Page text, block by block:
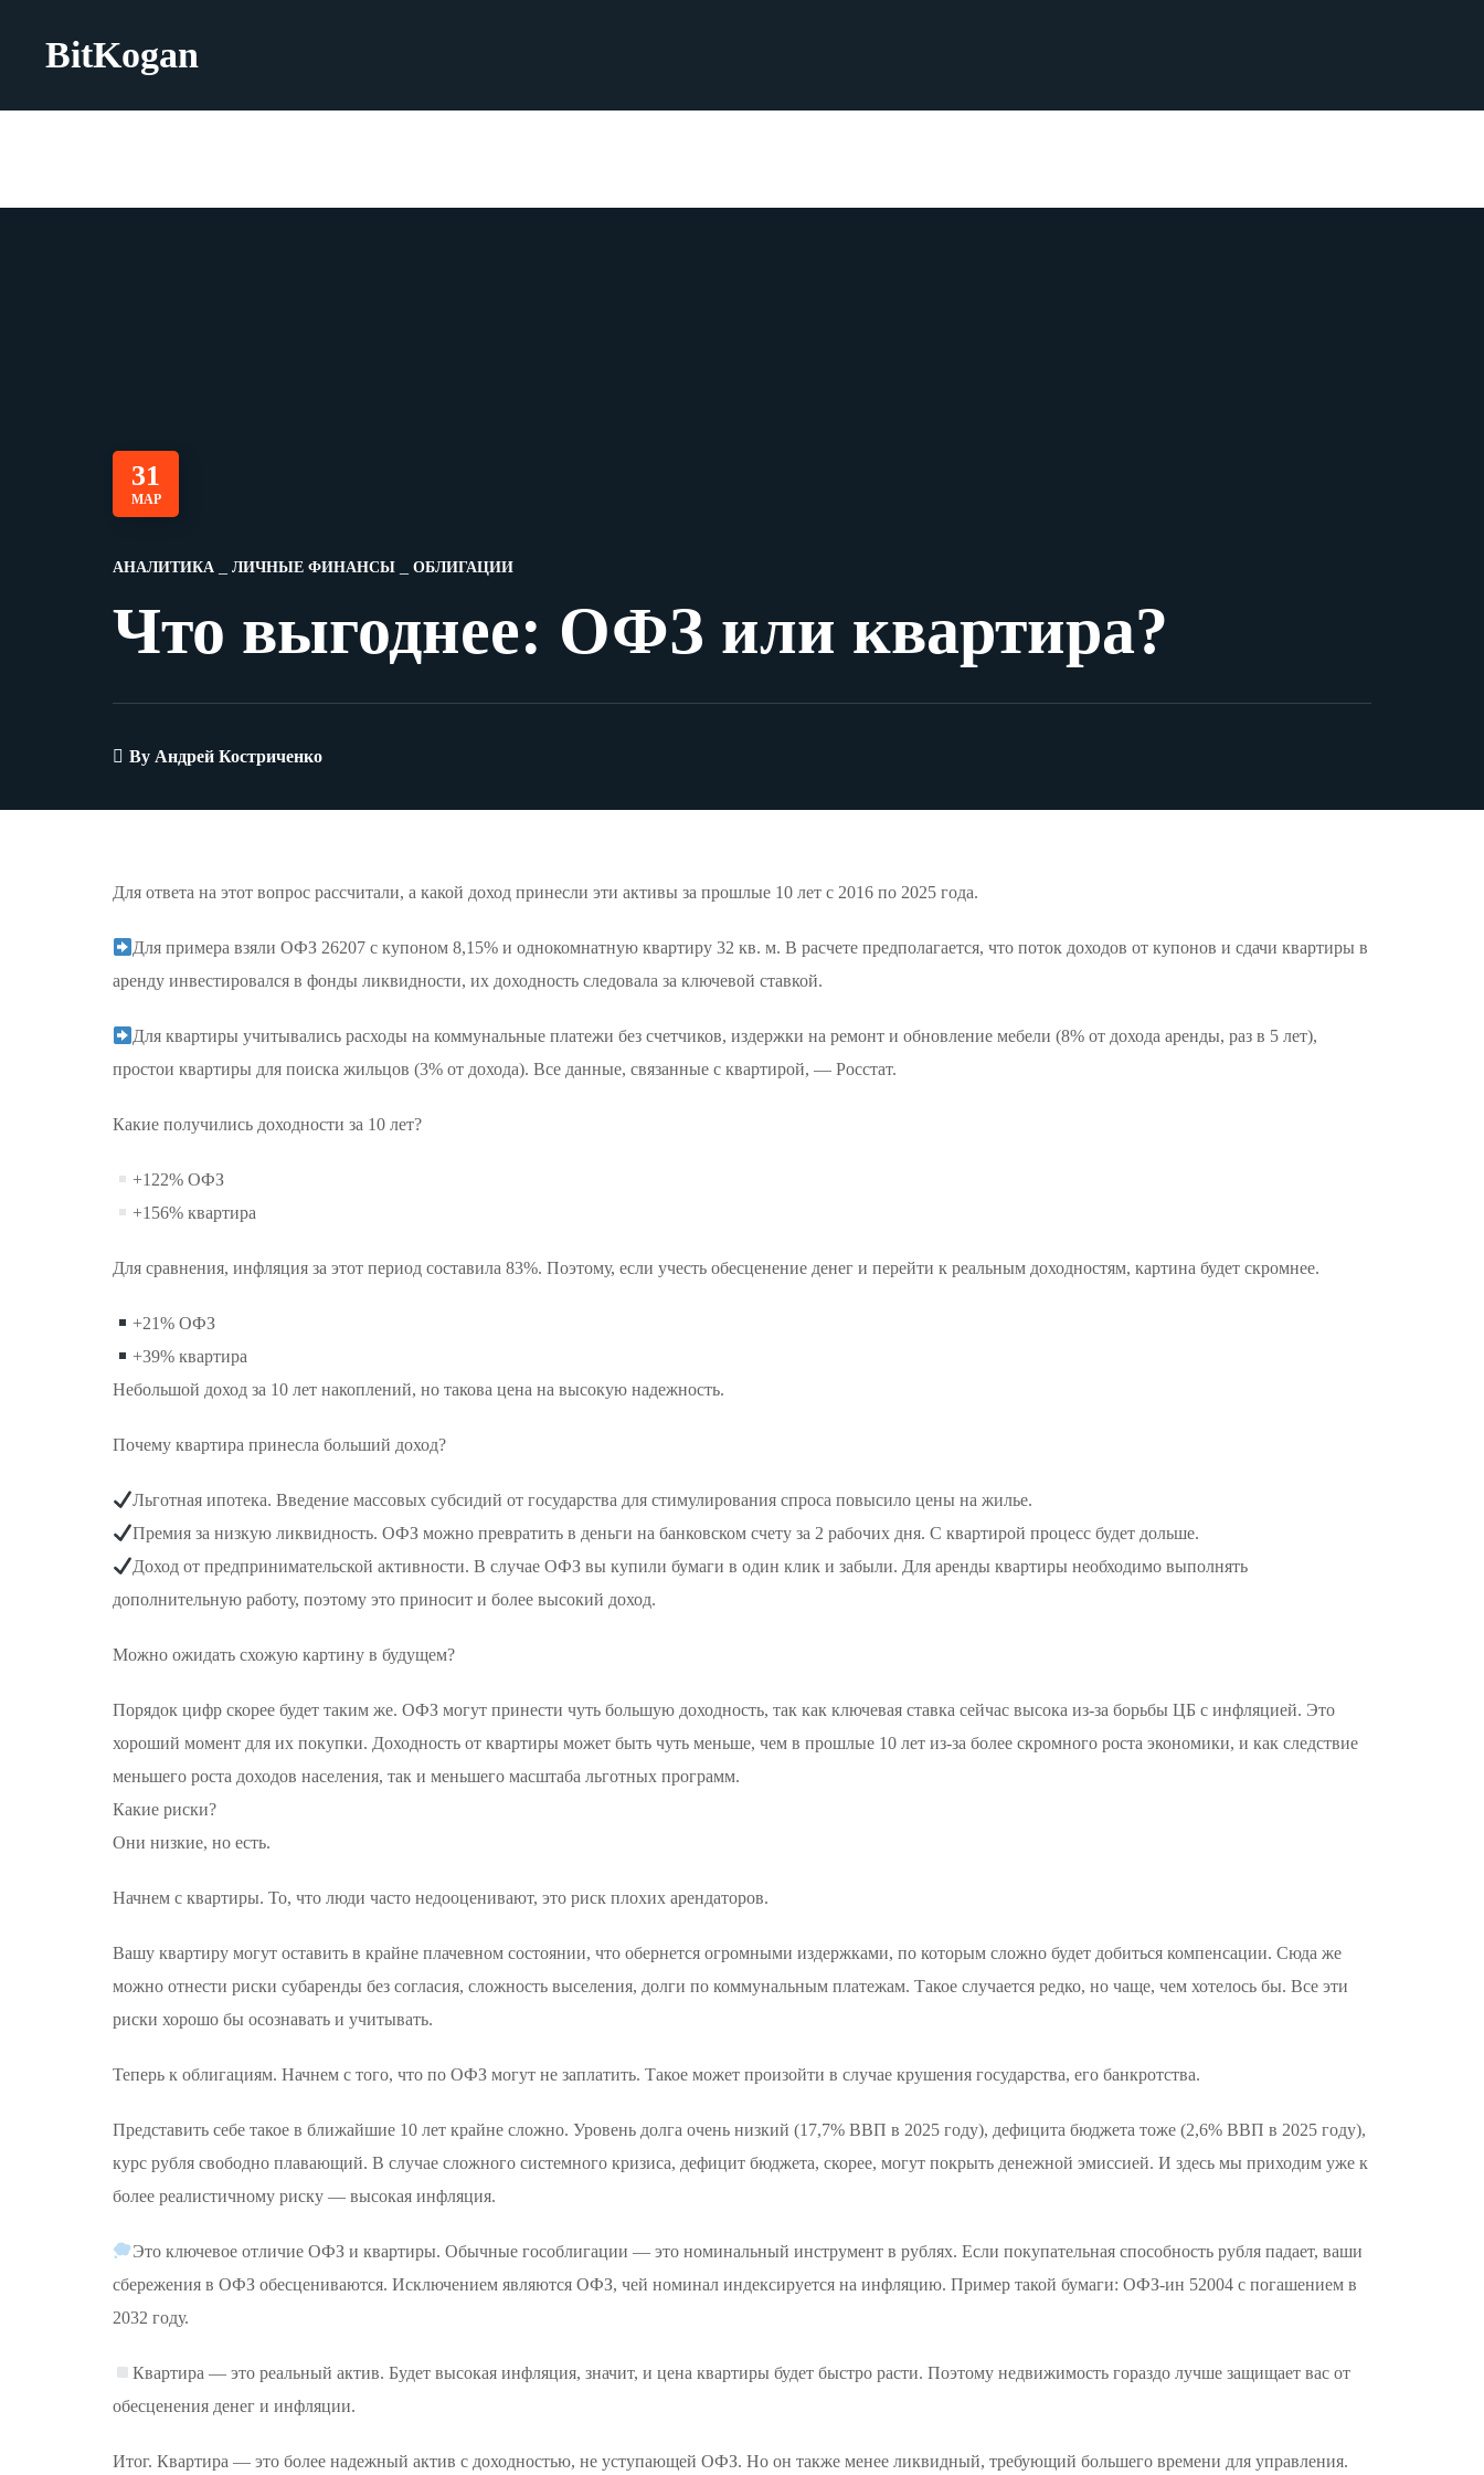
BitKogan
31
МАР
АНАЛИТИКА ЛИЧНЫЕ ФИНАНСЫ ОБЛИГАЦИИ
Что выгоднее: ОФЗ или квартира?
By Андрей Костриченко
Для ответа на этот вопрос рассчитали, а какой доход принесли эти активы за прошлые 10 лет с 2016 по 2025 года.
Для примера взяли ОФЗ 26207 с купоном 8,15% и однокомнатную квартиру 32 кв. м. В расчете предполагается, что поток доходов от купонов и сдачи квартиры в
аренду инвестировался в фонды ликвидности, их доходность следовала за ключевой ставкой.
Для квартиры учитывались расходы на коммунальные платежи без счетчиков, издержки на ремонт и обновление мебели (8% от дохода аренды, раз в 5 лет),
простои квартиры для поиска жильцов (3% от дохода). Все данные, связанные с квартирой, — Росстат.
Какие получились доходности за 10 лет?
+122% ОФЗ
+156% квартира
Для сравнения, инфляция за этот период составила 83%. Поэтому, если учесть обесценение денег и перейти к реальным доходностям, картина будет скромнее.
+21% ОФЗ
+39% квартира
Небольшой доход за 10 лет накоплений, но такова цена на высокую надежность.
Почему квартира принесла больший доход?
Льготная ипотека. Введение массовых субсидий от государства для стимулирования спроса повысило цены на жилье.
Премия за низкую ликвидность. ОФЗ можно превратить в деньги на банковском счету за 2 рабочих дня. С квартирой процесс будет дольше.
Доход от предпринимательской активности. В случае ОФЗ вы купили бумаги в один клик и забыли. Для аренды квартиры необходимо выполнять
дополнительную работу, поэтому это приносит и более высокий доход.
Можно ожидать схожую картину в будущем?
Порядок цифр скорее будет таким же. ОФЗ могут принести чуть большую доходность, так как ключевая ставка сейчас высока из-за борьбы ЦБ с инфляцией. Это
хороший момент для их покупки. Доходность от квартиры может быть чуть меньше, чем в прошлые 10 лет из-за более скромного роста экономики, и как следствие
меньшего роста доходов населения, так и меньшего масштаба льготных программ.
Какие риски?
Они низкие, но есть.
Начнем с квартиры. То, что люди часто недооценивают, это риск плохих арендаторов.
Вашу квартиру могут оставить в крайне плачевном состоянии, что обернется огромными издержками, по которым сложно будет добиться компенсации. Сюда же
можно отнести риски субаренды без согласия, сложность выселения, долги по коммунальным платежам. Такое случается редко, но чаще, чем хотелось бы. Все эти
риски хорошо бы осознавать и учитывать.
Теперь к облигациям. Начнем с того, что по ОФЗ могут не заплатить. Такое может произойти в случае крушения государства, его банкротства.
Представить себе такое в ближайшие 10 лет крайне сложно. Уровень долга очень низкий (17,7% ВВП в 2025 году), дефицита бюджета тоже (2,6% ВВП в 2025 году),
курс рубля свободно плавающий. В случае сложного системного кризиса, дефицит бюджета, скорее, могут покрыть денежной эмиссией. И здесь мы приходим уже к
более реалистичному риску — высокая инфляция.
Это ключевое отличие ОФЗ и квартиры. Обычные гособлигации — это номинальный инструмент в рублях. Если покупательная способность рубля падает, ваши
сбережения в ОФЗ обесцениваются. Исключением являются ОФЗ, чей номинал индексируется на инфляцию. Пример такой бумаги: ОФЗ-ин 52004 с погашением в
2032 году.
Квартира — это реальный актив. Будет высокая инфляция, значит, и цена квартиры будет быстро расти. Поэтому недвижимость гораздо лучше защищает вас от
обесценения денег и инфляции.
Итог. Квартира — это более надежный актив с доходностью, не уступающей ОФЗ. Но он также менее ликвидный, требующий большего времени для управления.